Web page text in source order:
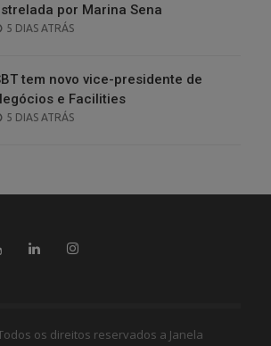
por Marina Sena
POSTED
5 DIAS ATRÁS
tem novo vice-presidente de
e Facilities
POSTED
5 DIAS ATRÁS
os direitos reservados a Janela